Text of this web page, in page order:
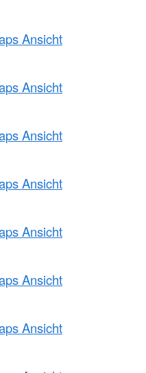
Ansicht
Ansicht
Ansicht
Ansicht
Ansicht
Ansicht
Ansicht